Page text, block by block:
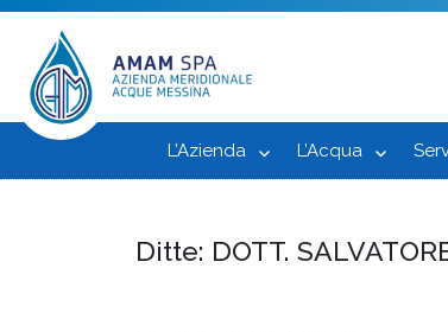
L’Azienda L’Acqua
Ditte: DOTT.